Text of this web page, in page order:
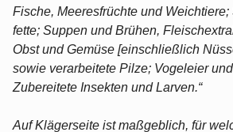
Fische, Meeresfrüchte und
fette; Suppen und Brühen,
Obst und Gemüse [einschließlich
sowie verarbeitete Pilze; Vogeleier
Zubereitete Insekten und Larven.“
Auf Klägerseite ist maßgeblich, für